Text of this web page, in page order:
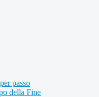
passo
della Fine